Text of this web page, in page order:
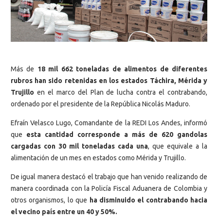
Más de 18 mil 662 toneladas de alimentos de diferentes
rubros han sido retenidas en los estados Táchira, Mérida y
Trujillo en el marco del Plan de lucha contra el contrabando,
ordenado por el presidente de la República Nicolás Maduro.
Efraín Velasco Lugo, Comandante de la REDI Los Andes, informó
que esta cantidad corresponde a más de 620 gandolas
cargadas con 30 mil toneladas cada una, que equivale a la
alimentación de un mes en estados como Mérida y Trujillo.
De igual manera destacó el trabajo que han venido realizando de
manera coordinada con la Policía Fiscal Aduanera de Colombia y
otros organismos, lo que ha disminuido el contrabando hacia
el vecino país entre un 40 y 50%.